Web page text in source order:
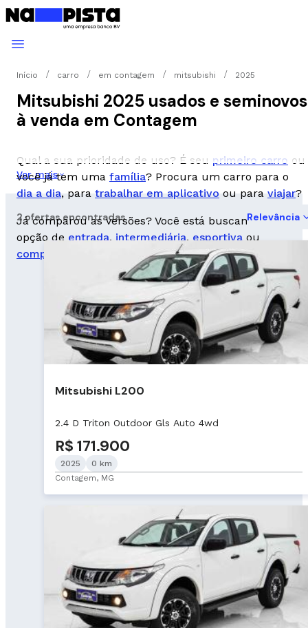
Início carro em contagem mitsubishi 2025
Mitsubishi 2025 usados e seminovos
à venda em Contagem
Qual a sua prioridade de uso? É seu primeiro carro ou
você já tem uma família? Procura um carro para o
dia a dia, para trabalhar em aplicativo ou para viajar?
Já comparou as versões? Você está buscando uma
opção de entrada, intermediária, esportiva ou
completa
Ver mais
2 ofertas encontradas Relevância
Mitsubishi L200
2.4 D Triton Outdoor Gls Auto 4wd
R$ 171.900
2025
0 km
Contagem, MG